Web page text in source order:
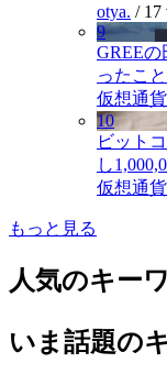
otya. / 17
9
GREE
ったこ
仮想通
10
ビット
し
仮想通
もっと見る
人気のキー
いま話題の